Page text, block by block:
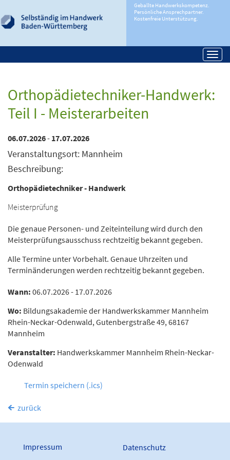
Geballte Handwerkskompetenz.
Persönliche Ansprechpartner.
Kostenfreie Unterstützung.
Orthopädietechniker-Handwerk:
Teil I - Meisterarbeiten
06.07.2026- 17.07.2026
Veranstaltungsort: Mannheim
Beschreibung:
Orthopädietechniker - Handwerk
Meisterprüfung
Die genaue Personen- und Zeiteinteilung wird durch den
Meisterprüfungsausschuss rechtzeitig bekannt gegeben.
Alle Termine unter Vorbehalt. Genaue Uhrzeiten und
Terminänderungen werden rechtzeitig bekannt gegeben.
Wann: 06.07.2026 - 17.07.2026
Wo: Bildungsakademie der Handwerkskammer Mannheim
Rhein-Neckar-Odenwald, Gutenbergstraße 49, 68167
Mannheim
Veranstalter: Handwerkskammer Mannheim Rhein-Neckar-
Odenwald
Termin speichern (.ics)
zurück
Impressum Datenschutz